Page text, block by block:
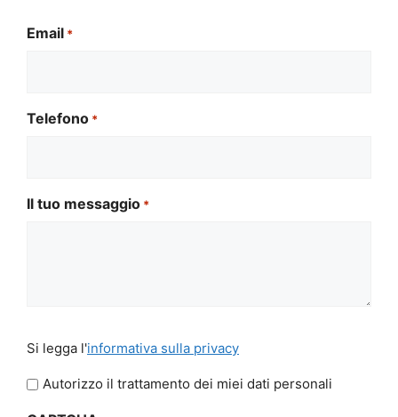
Email *
Telefono *
Il tuo messaggio *
legga
l'informativa
Si legga l'informativa sulla privacy
Autorizzo il trattamento dei miei dati personali